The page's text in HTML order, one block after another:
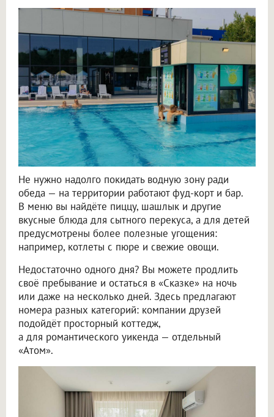
Не нужно надолго покидать водную зону ради
обеда — на территории работают фуд-корт и бар.
В меню вы найдёте пиццу, шашлык и другие
вкусные блюда для сытного перекуса, а для детей
предусмотрены более полезные угощения:
например, котлеты с пюре и свежие овощи.
Недостаточно одного дня? Вы можете продлить
своё пребывание и остаться в «Сказке» на ночь
или даже на несколько дней. Здесь предлагают
номера разных категорий: компании друзей
подойдёт просторный коттедж,
а для романтического уикенда — отдельный
«Атом».